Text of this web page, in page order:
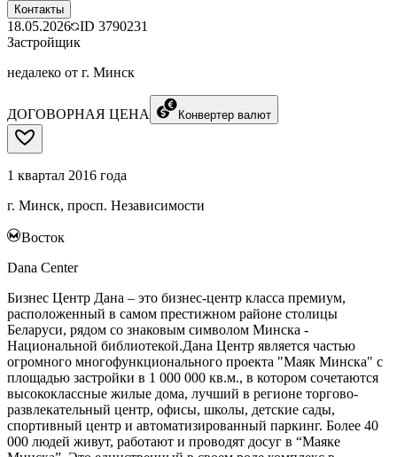
Контакты
18.05.2026 ID 3790231
Застройщик
недалеко от г. Минск
ДОГОВОРНАЯ ЦЕНА Конвертер валют
1 квартал 2016 года
г. Минск, просп. Независимости
Восток
Dana Center
Бизнес Центр Дана – это бизнес-центр класса премиум,
расположенный в самом престижном районе столицы
Беларуси, рядом со знаковым символом Минска -
Национальной библиотекой.Дана Центр является частью
огромного многофункционального проекта "Маяк Минска" с
площадью застройки в 1 000 000 кв.м., в котором сочетаются
высококлассные жилые дома, лучший в регионе торгово-
развлекательный центр, офисы, школы, детские сады,
спортивный центр и автоматизированный паркинг. Более 40
000 людей живут, работают и проводят досуг в “Маяке